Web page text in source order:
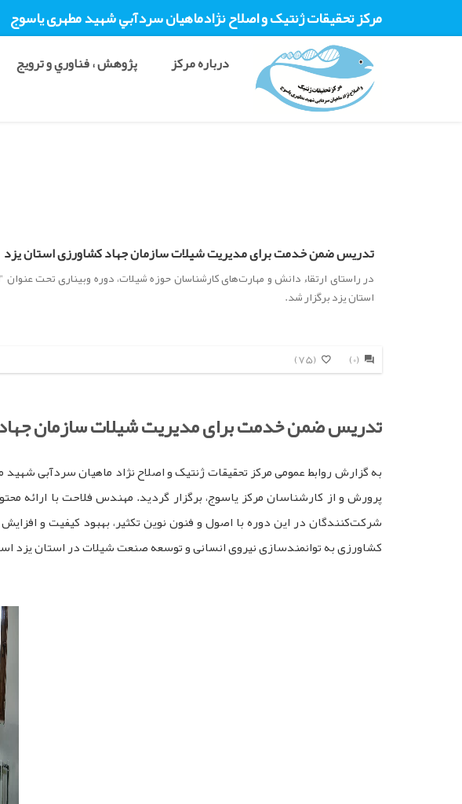
مرکز تحقيقات ژنتیک و اصلاح نژادماهيان سردآبي شهید مطهری ياسوج
درباره مرکز پژوهش ، فناوري و ترويج
تدریس ضمن خدمت برای مدیریت شیلات سازمان جهاد کشاورزی استان یزد
در راستای ارتقاء دانش و مهارت‌های کارشناسان حوزه شیلات، دوره وبیناری تحت
استان یزد برگزار شد.
(75) (0)
تدریس ضمن خدمت برای مدیریت شیلات سازمان
به گزارش روابط عمومی مرکز تحقیقات ژنتیک و اصلاح نژاد ماهیان سردآبی
پرورش و از کارشناسان مرکز یاسوج، برگزار گردید. مهندس فلاحت با ارائه
شرکت‌کنندگان در این دوره با اصول و فنون نوین تکثیر، بهبود کیفیت و
کشاورزی به توانمندسازی نیروی انسانی و توسعه صنعت شیلات در استان یزد